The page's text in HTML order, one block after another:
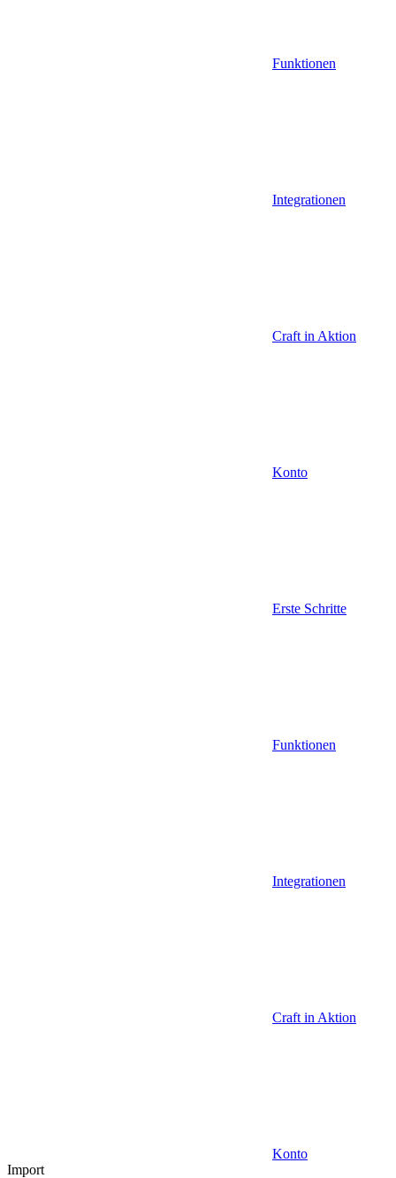
Funktionen
Integrationen
Craft in Aktion
Konto
Erste Schritte
Funktionen
Integrationen
Craft in Aktion
Konto
Import